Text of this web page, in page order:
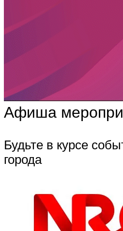
Афиша
Будьте в курсе
города